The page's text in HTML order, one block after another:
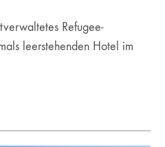
Refugee-
leerstehenden Hotel im